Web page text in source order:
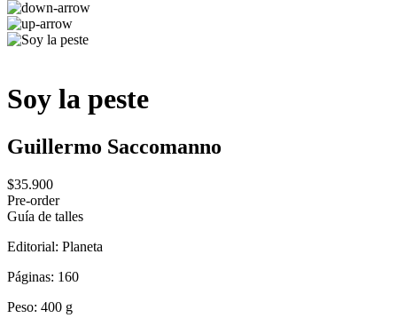
Soy la peste
Guillermo Saccomanno
$35.900
Pre-order
Guía de talles
Editorial: Planeta
Páginas: 160
Peso: 400 g